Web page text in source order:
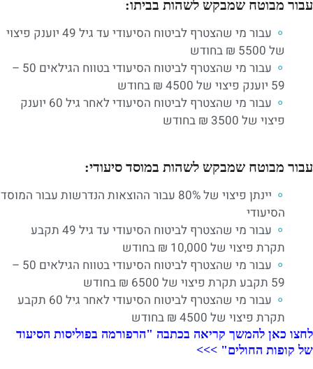
עבור מבוטח שמבקש לשהות בביתו:
עבור מי שהצטרף לביטוח הסיעודי עד גיל 49 יוענק פיצוי
של 5500 ₪ בחודש
עבור מי שהצטרף לביטוח הסיעודי בטווח הגילאים 50 –
59 יוענק פיצוי של 4500 ₪ בחודש
עבור מי שהצטרף לביטוח הסיעודי לאחר גיל 60 יוענק
פיצוי של 3500 ₪ בחודש
עבור מבוטח שמבקש לשהות במוסד סיעודי:
יינתן פיצוי של 80% עבור ההוצאות הנדרשות עבור המוסד
הסיעודי
עבור מי שהצטרף לביטוח הסיעודי עד גיל 49 תקבע
תקרת פיצוי של 10,000 ₪ בחודש
עבור מי שהצטרף לביטוח הסיעודי בטווח הגילאים 50 –
59 תקבע תקרת פיצוי של 6500 ₪ בחודש
עבור מי שהצטרף לביטוח הסיעודי לאחר גיל 60 תקבע
תקרת פיצוי של 4500 ₪ בחודש
לחצו כאן להמשך קריאה בכתבה "הרפורמה בפוליסות הסיעוד
של קופות החולים" >>>